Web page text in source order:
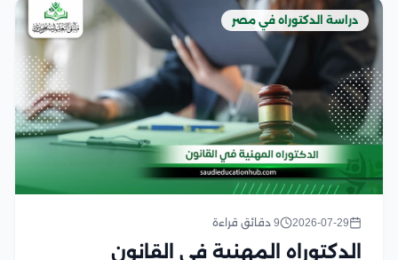
دراسة الدكتوراه في مصر
2026-07-29 9 دقائق قراءة
الدكتوراه المهنية في القانون